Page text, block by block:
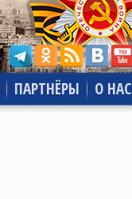
ПАРТНЁРЫ О НАС